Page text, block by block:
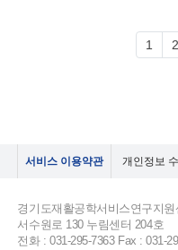
1 2
서비스 이용약관 개인정보
경기도재활공학서비스연구지
서수원로 130 누림센터 204호
전화 : 031-295-7363 Fax : 031-